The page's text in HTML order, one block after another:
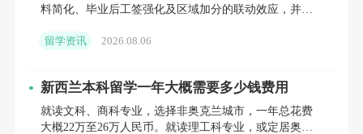
申请的签证类型，适用于在新西兰的认可教育机构全日
制学习。学生签证的有效期通常与课程长度相符，课程
料简化、毕业后工签强化及区域加分的联动效应，并结
统性应对策略
留学资讯 2026.08.06
新西兰本科留学一年大概需要多少钱费用
就读文科、商科专业，选择非奥克兰城市，一年总花费
大概22万至26万人民币。就读理工科专业，或定居奥克